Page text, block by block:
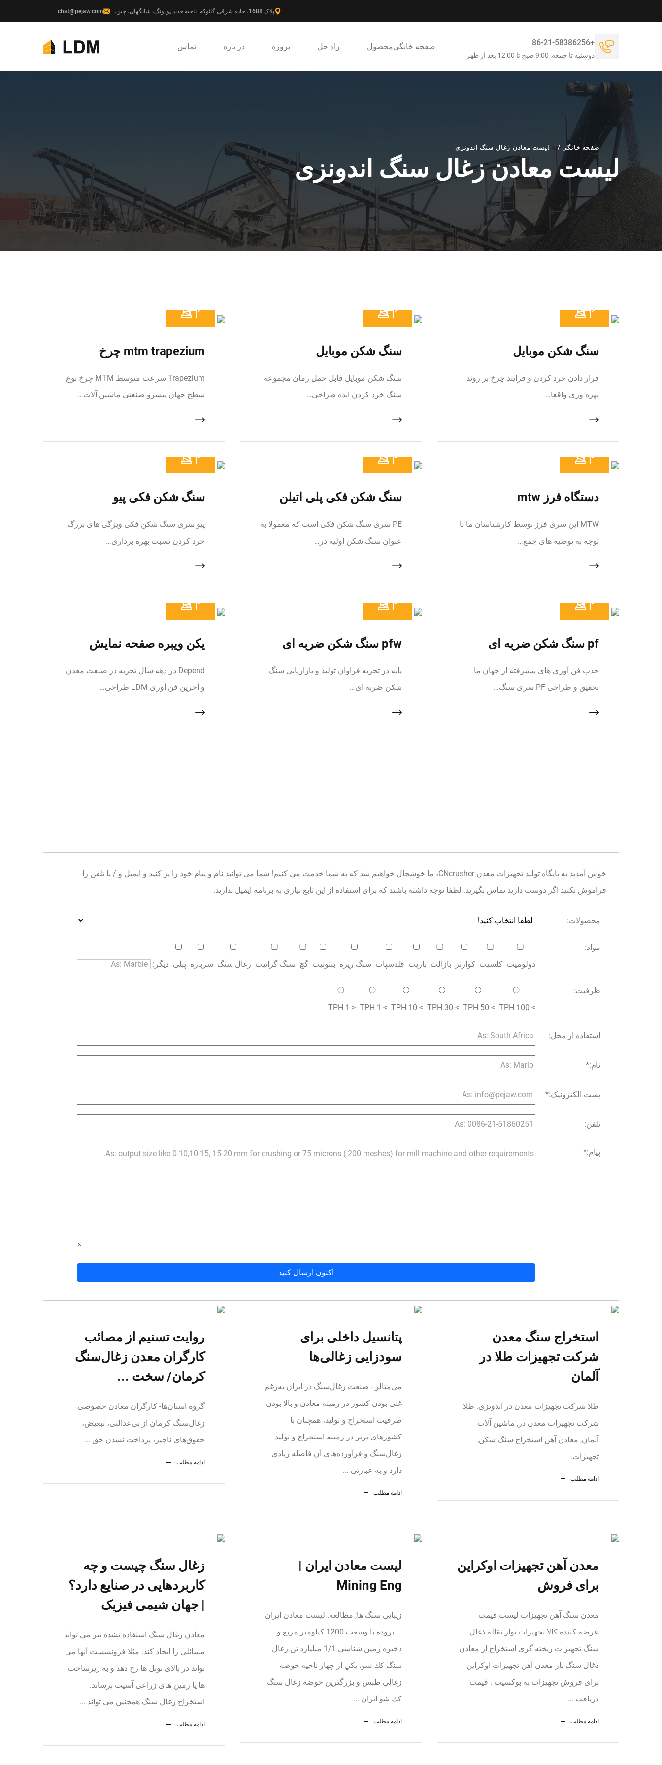
پلاک 1688، جاده شرقی گائوکه، ناحیه جدید پودونگ، شانگهای، چین. chat@pejaw.com
صفحه خانگیمحصول راه حل پروژه در باره تماس +86-21-58386256
دوشنبه تا جمعه: 9:00 صبح تا 12:00 بعد از ظهر
صفحه خانگی / لیست معادن زغال سنگ اندونزی
لیست معادن زغال سنگ اندونزی
سنگ شکن موبایل
قرار دادن خرد کردن و فرایند چرخ بر روند
بهره وری واقعا…
سنگ شکن موبایل
سنگ شکن موبایل قابل حمل رمان مجموعه
سنگ خرد کردن ایده طراحی…
mtm trapezium چرخ
Trapezium سرعت متوسط MTM چرخ نوع
سطح جهان پیشرو صنعتی ماشین آلات…
دستگاه فرز mtw
MTW این سری فرز توسط کارشناسان ما با
توجه به توصیه های جمع…
سنگ شکن فکی پلی اتیلن
PE سری سنگ شکن فکی است که معمولا به
عنوان سنگ شکن اولیه در…
سنگ شکن فکی پیو
پیو سری سنگ شکن فکی ویژگی های بزرگ
خرد کردن نسبت بهره برداری…
pf سنگ شکن ضربه ای
جذب فن آوری های پیشرفته از جهان ما
تحقیق و طراحی PF سری سنگ…
pfw سنگ شکن ضربه ای
پایه در تجربه فراوان تولید و بازاریابی سنگ
شکن ضربه ای…
یکن ویبره صفحه نمایش
Depend در دهه-سال تجربه در صنعت معدن
و آخرین فن آوری LDM طراحی…
خوش آمدید به پایگاه تولید تجهیزات معدن CNcrusher، ما خوشحال خواهیم شد که به شما خدمت می کنیم! شما می توانید نام و پیام خود را پر کنید و ایمیل و / یا تلفن را
فراموش نکنید اگر دوست دارید تماس بگیرید. لطفا توجه داشته باشید که برای استفاده از این تابع نیازی به برنامه ایمیل ندارید.
محصولات:
مواد:
دولومیت کلسیت کوارتز بازالت باریت فلدسپات سنگ ریزه بنتونیت گچ سنگ گرانیت زغال سنگ سرباره پبلی دیگر:
ظرفیت:
> 100 TPH
> 50 TPH
> 30 TPH
> 10 TPH
> 1 TPH
< 1 TPH
استفاده از محل:
نام:*
پست الکترونیک:*
تلفن:
پیام:*
استخراج سنگ معدن
شرکت تجهیزات طلا در
آلمان
طلا شرکت تجهیزات معدن در اندونزی. طلا
شرکت تجهیزات معدن در, ماشین آلات
آلمان, معادن آهن استخراج-سنگ شکن,
تجهیزات.
ادامه مطلب
پتانسیل داخلی برای
سودزایی زغالی‏‏‌ها
‌می‌متالز - صنعت زغال‌سنگ در ایران به‌رغم
غنی بودن کشور در زمینه معادن و بالا بودن
ظرفیت استخراج و تولید، همچنان با
کشور‌های برتر در زمینه استخراج و تولید
زغال‌سنگ و فرآورده‌های آن فاصله زیادی
دارد و به عبارتی ...
ادامه مطلب
روایت تسنیم از مصائب
کارگران‌ معدن زغال‌سنگ
کرمان‌/ سخت ...
گروه استان‌ها- کارگران معادن خصوصی
زغال‌سنگ کرمان از بی‌عدالتی، تبعیض،
حقوق‌های ناچیز، پرداخت نشدن حق ...
ادامه مطلب
معدن آهن تجهیزات اوکراین
برای فروش
معدن سنگ آهن تجهیزات لیست قیمت
عرضه کننده کالا تجهیزات نوار نقاله ذغال
سنگ تجهیزات ریخته گری استخراج از معادن
ذغال سنگ باز معدن آهن تجهیزات اوکراین
برای فروش تجهیزات به بوکسیت . قیمت
دریافت ...
ادامه مطلب
لیست معادن ایران |
Mining Eng
زیبایی سنگ ها; مطالعه. لیست معادن ایران
... پروده با وسعت 1200 كيلومتر مربع و
ذخيره زمين شناسي 1/1 ميليارد تن زغال
سنگ كك شو، يكي از چهار ناحيه حوضه
زغالي طبس و بزرگترين حوضه زغال سنگ
كك شو ايران ...
ادامه مطلب
زغال سنگ چیست و چه
کاربردهایی در صنایع دارد؟
| جهان شیمی فیزیک
معادن زغال سنگ استفاده نشده نیز می تواند
مسائلی را ایجاد کند. مثلا فرونشست آنها می
تواند در بالای تونل ها رخ دهد و به زیرساخت
ها یا زمین های زراعی آسیب برساند.
استخراج زغال سنگ همچنین می تواند ...
ادامه مطلب